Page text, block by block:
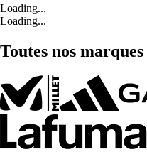
Loading...
Loading...
Toutes nos marques